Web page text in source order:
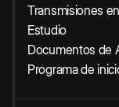
Transmisiones
Estudio
Documentos de
Programa de